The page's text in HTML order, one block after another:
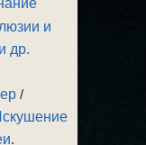
и
др.
/
.